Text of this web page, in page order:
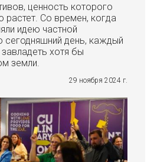
ценность которого
растет. Со времен, когда
идею частной
сегодняшний день, каждый
хотя бы
земли.
29 ноября 2024 г.